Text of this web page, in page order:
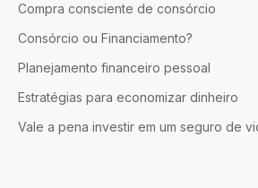
Compra consciente de consórcio
Consórcio ou Financiamento?
Planejamento financeiro pessoal
Estratégias para economizar dinheiro
Vale a pena investir em um seguro de